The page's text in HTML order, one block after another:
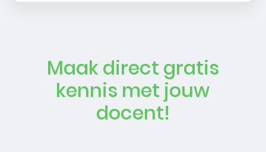
Maak direct gratis
kennis met jouw
docent!